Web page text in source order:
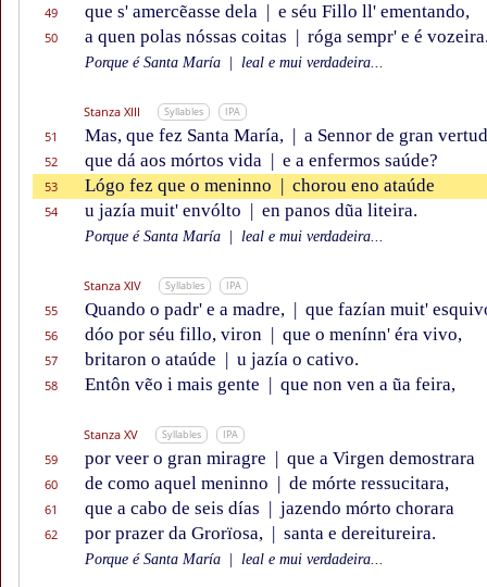
49 que s' amercẽasse dela | e séu Fillo ll' ementando,
50 a quen polas nóssas coitas | róga sempr' e é
Porque é Santa María leal e mui verdadeira...
Stanza XIII Syllables IPA
51 Mas, que fez Santa María, | a Sennor de gran
52 que dá aos mórtos vida | e a enfermos saúde?
53 Lógo fez que o meninno | chorou eno ataúde
54 u jazía muit' envólto | en panos dũa liteira.
Porque é Santa María leal e mui verdadeira...
Stanza XIV Syllables IPA
55 Quando o padr' e a madre, | que fazían muit'
56 dóo por séu fillo, viron | que o menínn' éra vivo,
57 britaron o ataúde | u jazía o cativo.
58 Entôn vẽo i mais gente | que non ven a ũa feira,
Stanza XV Syllables IPA
59 por veer o gran miragre | que a Virgen demostrara
60 de como aquel meninno | de mórte ressucitara,
61 que a cabo de seis días | jazendo mórto chorara
62 por prazer da Grorïosa, | santa e dereitureira.
Porque é Santa María leal e mui verdadeira...